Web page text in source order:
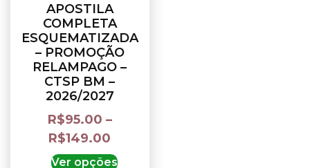
APOSTILA
COMPLETA
ESQUEMATIZADA
– PROMOÇÃO
RELAMPAGO –
CTSP BM –
2026/2027
R$95.00 –
R$149.00
Ver opções